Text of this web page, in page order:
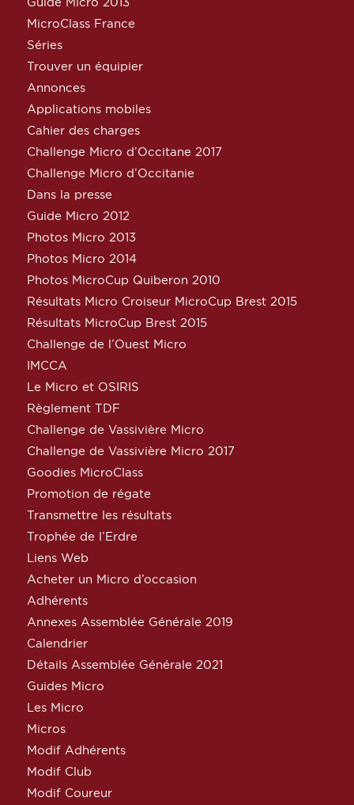
MicroClass France
Séries
Trouver un équipier
Annonces
Applications mobiles
Cahier des charges
Challenge Micro d’Occitane 2017
Challenge Micro d’Occitanie
Dans la presse
Guide Micro 2012
Photos Micro 2013
Photos Micro 2014
Photos MicroCup Quiberon 2010
Résultats Micro Croiseur MicroCup Brest 2015
Résultats MicroCup Brest 2015
Challenge de l’Ouest Micro
IMCCA
Le Micro et OSIRIS
Règlement TDF
Challenge de Vassivière Micro
Challenge de Vassivière Micro 2017
Goodies MicroClass
Promotion de régate
Transmettre les résultats
Trophée de l’Erdre
Liens Web
Acheter un Micro d’occasion
Adhérents
Annexes Assemblée Générale 2019
Calendrier
Détails Assemblée Générale 2021
Guides Micro
Les Micro
Micros
Modif Adhérents
Modif Club
Modif Coureur